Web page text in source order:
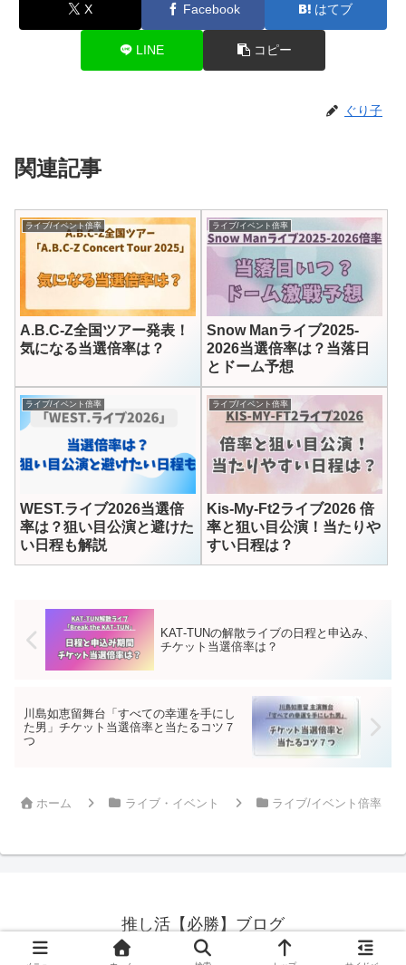
X Facebook はてブ
LINE コピー
ぐり子
関連記事
ライブ/イベント倍率
A.B.C-Z全国ツアー発表！
気になる当選倍率は？
ライブ/イベント倍率
Snow Manライブ2025-
2026当選倍率は？当落日
とドーム予想
ライブ/イベント倍率
WEST.ライブ2026当選倍
率は？狙い目公演と避けた
い日程も解説
ライブ/イベント倍率
Kis-My-Ft2ライブ2026 倍
率と狙い目公演！当たりや
すい日程は？
KAT‑TUNの解散ライブの日程と申込み、
チケット当選倍率は？
川島如恵留舞台「すべての幸運を手にし
た男」チケット当選倍率と当たるコツ７
つ
ホーム ライブ・イベント ライブ/イベント倍率
推し活【必勝】ブログ
© 2019 推し活【必勝】ブログ.